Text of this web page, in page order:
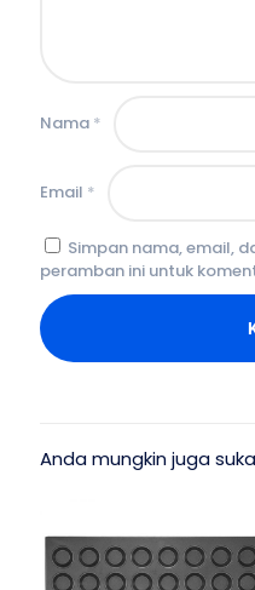
Nama *
Email *
Simpan nama, email,
peramban ini untuk
Anda mungkin juga